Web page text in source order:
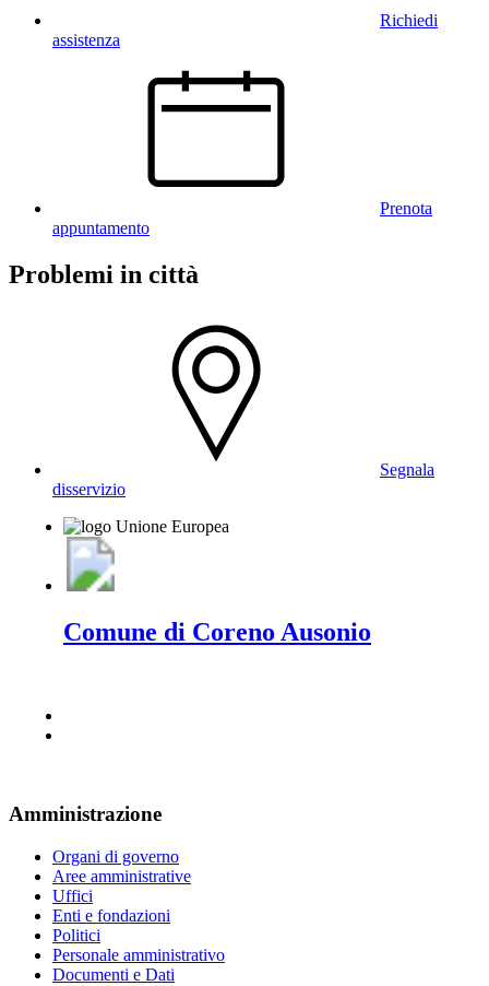
Richiedi
assistenza
Prenota
appuntamento
Problemi in città
Segnala
disservizio
Comune di Coreno Ausonio
Amministrazione
Organi di governo
Aree amministrative
Uffici
Enti e fondazioni
Politici
Personale amministrativo
Documenti e Dati